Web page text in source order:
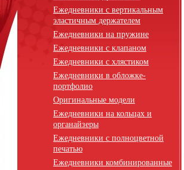
Ежедневники с вертикальным
эластичным держателем
Ежедневники на пружине
Ежедневники с клапаном
Ежедневники с хлястиком
Ежедневники в обложке-
портфолио
Оригинальные модели
Ежедневники на кольцах и
органайзеры
Ежедневники с полноцветной
печатью
Ежедневники комбинированные